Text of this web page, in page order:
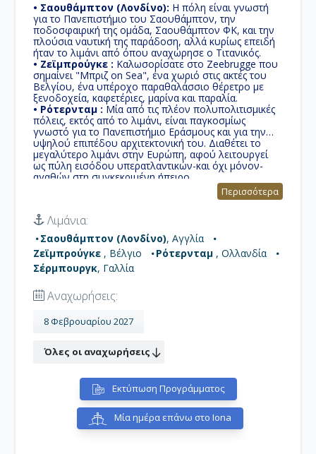
• Σαουθάμπτον (Λονδίνο): H πόλη είναι γνωστή
για το Πανεπιστήμιο του Σαουθάμπτον, την
ποδοσφαιρική της ομάδα, Σαουθάμπτον ΦΚ, και την
πλούσια ναυτική της παράδοση, αλλά κυρίως επειδή
ήταν το λιμάνι από όπου αναχώρησε ο Τιτανικός.
• Ζεϊμπρούγκε : Καλωσορίσατε στο Zeebrugge που
σημαίνει "Μπριζ on Sea", ένα χωριό στις ακτές του
Βελγίου, ένα υπέροχο παραθαλάσσιο θέρετρο με
ξενοδοχεία, καφετέριες, μαρίνα και παραλία.
• Ρότερνταμ : Μία από τις πλέον πολυπολιτισμικές
πόλεις, εκτός από το λιμάνι, είναι παγκοσμίως
γνωστό για το Πανεπιστήμιο Εράσμους και για την
υψηλού επιπέδου αρχιτεκτονική του. Διαθέτει το
μεγαλύτερο λιμάνι στην Ευρώπη, αφού λειτουργεί
ως πύλη εισόδου υπερατλαντικών-και όχι μόνον-
αγαθών στη συγκεκριμένη ήπειρο.
Παραθαλάσσια και ηλιόλουστη θα
σας μαγέψει με την γραφικότητά της, το αίσθημα
ηρεμίας που αποπνέει και το ιστορικό της κέντρο
τόσο ρομαντικό που γίνεται ιδανικό για να το
περπατήσεις μαζί με αυτόν ή αυτήν που αγαπάς.
Περισσότερα
Λιμάνια:
Σαουθάμπτον (Λονδίνο), Αγγλία
Ζεϊμπρούγκε , Βέλγιο Ρότερνταμ , Ολλανδία
Σέρμπουργκ, Γαλλία
Αναχωρήσεις:
8 Φεβρουαρίου 2027
Όλες οι αναχωρήσεις
Εκτύπωση Προγράμματος
Μία ημέρα επάνω στο Iona